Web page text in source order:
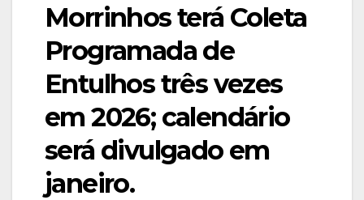
Morrinhos terá Coleta
Programada de
Entulhos três vezes
em 2026; calendário
será divulgado em
janeiro.